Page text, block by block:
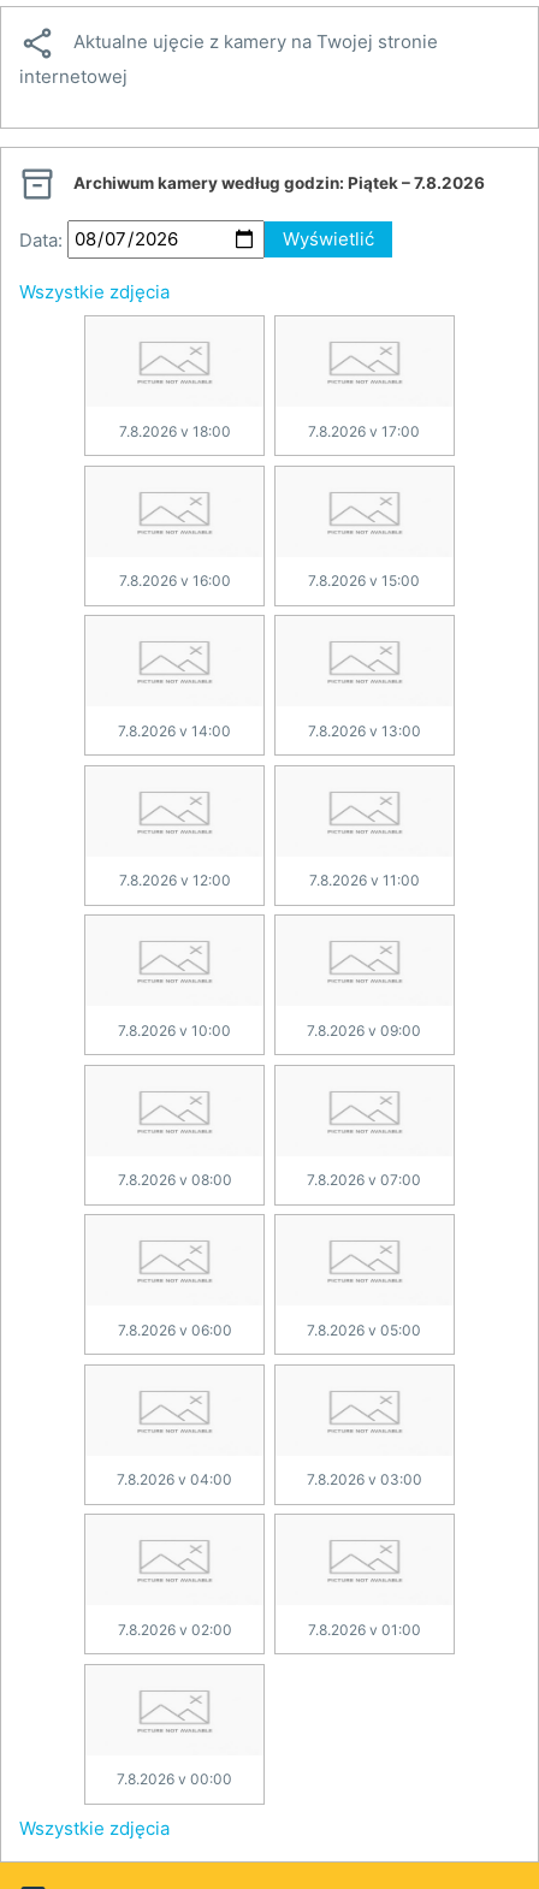

Aktualne ujęcie z kamery na Twojej stronie
internetowej
 Archiwum kamery według godzin: Piątek – 7.8.2026
Data: Wyświetlić
Wszystkie zdjęcia
7.8.2026 v 18:00 7.8.2026 v 17:00
7.8.2026 v 16:00 7.8.2026 v 15:00
7.8.2026 v 14:00 7.8.2026 v 13:00
7.8.2026 v 12:00 7.8.2026 v 11:00
7.8.2026 v 10:00 7.8.2026 v 09:00
7.8.2026 v 08:00 7.8.2026 v 07:00
7.8.2026 v 06:00 7.8.2026 v 05:00
7.8.2026 v 04:00 7.8.2026 v 03:00
7.8.2026 v 02:00 7.8.2026 v 01:00
7.8.2026 v 00:00
Wszystkie zdjęcia